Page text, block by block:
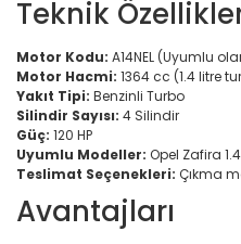
Teknik
Motor Kodu: A14NEL (Uyumlu
Motor Hacmi: 1364 cc (1.4 litre
Yakıt Tipi: Benzinli Turbo
Silindir Sayısı: 4 Silindir
Güç: 120 HP
Uyumlu Modeller: Opel Zafira
Teslimat Seçenekleri: Çıkma
Avantajları